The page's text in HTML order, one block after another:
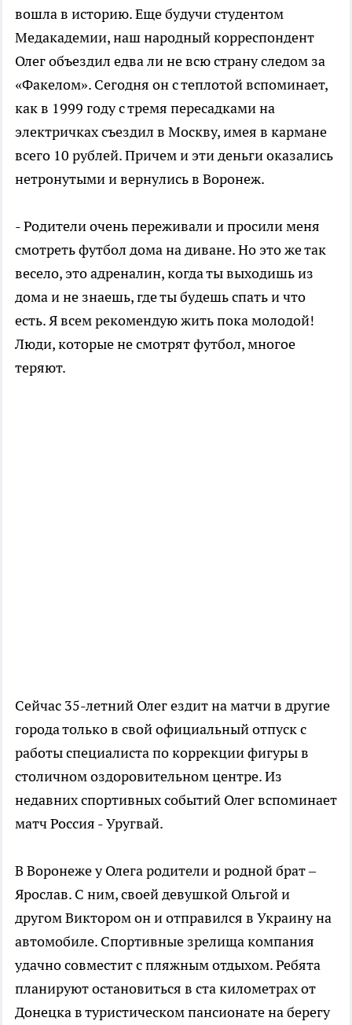
вошла в историю. Еще будучи студентом
Медакадемии, наш народный корреспондент
Олег объездил едва ли не всю страну следом за
«Факелом». Сегодня он с теплотой вспоминает,
как в 1999 году с тремя пересадками на
электричках съездил в Москву, имея в кармане
всего 10 рублей. Причем и эти деньги оказались
нетронутыми и вернулись в Воронеж.
- Родители очень переживали и просили меня
смотреть футбол дома на диване. Но это же так
весело, это адреналин, когда ты выходишь из
дома и не знаешь, где ты будешь спать и что
есть. Я всем рекомендую жить пока молодой!
Люди, которые не смотрят футбол, многое
теряют.
Сейчас 35-летний Олег ездит на матчи в другие
города только в свой официальный отпуск с
работы специалиста по коррекции фигуры в
столичном оздоровительном центре. Из
недавних спортивных событий Олег вспоминает
матч Россия - Уругвай.
В Воронеже у Олега родители и родной брат –
Ярослав. С ним, своей девушкой Ольгой и
другом Виктором он и отправился в Украину на
автомобиле. Спортивные зрелища компания
удачно совместит с пляжным отдыхом. Ребята
планируют остановиться в ста километрах от
Донецка в туристическом пансионате на берегу